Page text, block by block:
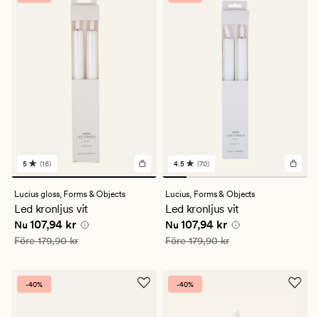
16
omdömen
med
ett
genomsnittligt
betyg
på
5
5 (16)
Lucius gloss, Forms & Objects
Led kronljus vit
Nuvarande pris
Nu 107,94 kr
Ordinarie pris 179,90 kr
Före179,90 kr
70
omdömen
med
ett
genomsnittligt
betyg
på
4.5
4.5 (70)
Lucius, Forms & Objects
Led kronljus vit
Nuvarande pris
Nu 107,94 kr
Ordinarie pris 179,90 kr
Före179,90 kr
-40% -40%